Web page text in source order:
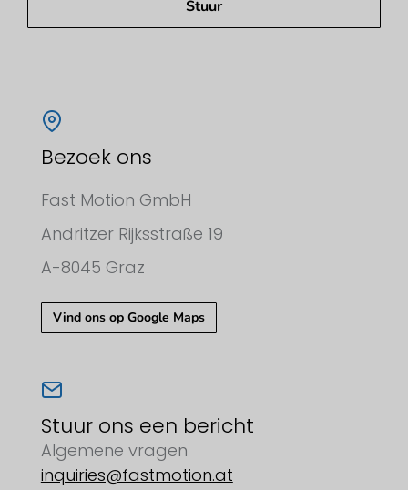
Stuur
Bezoek ons
Fast Motion GmbH
Andritzer Rijksstraße 19
A-8045 Graz
Vind ons op Google Maps
Stuur ons een bericht
Algemene vragen
inquiries@fastmotion.at